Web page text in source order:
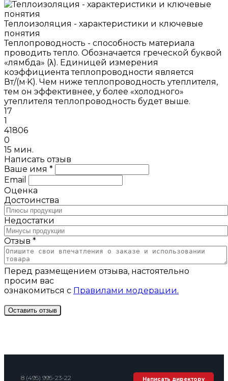
Теплоизоляция - характеристики и ключевые
понятия
Теплопроводность - способность материала
проводить тепло. Обозначается греческой буквой
«лямбда» (λ). Единицей измерения
коэффициента теплопроводности является
Вт/(м·K). Чем ниже теплопроводность утеплителя,
тем он эффективнее, у более «холодного»
утеплителя теплопроводность будет выше.
17
1
41806
0
15 мин.
Написать отзыв
Ваше имя *
Email
Оценка
Достоинства
Недостатки
Отзыв *
Перед размещением отзыва, настоятельно
просим вас
ознакомиться с Правилами модерации.
8 (495) 995-23-22 Написать директору